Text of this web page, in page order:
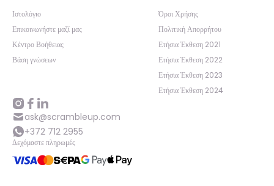
Ιστολόγιο
Επικοινωνήστε μαζί μας
Κέντρο Βοήθειας
Βάση γνώσεων
Όροι Χρήσης
Πολιτική Απορρήτου
Ετήσια Έκθεση 2021
Ετήσια Έκθεση 2022
Ετήσια Έκθεση 2023
Ετήσια Έκθεση 2024
ask@scrambleup.com
+372 712 2955
Δεχόμαστε πληρωμές